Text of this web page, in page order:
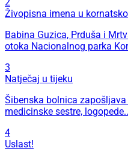
2
Živopisna imena u
Babina Guzica, Prduša i
otoka Nacionalnog parka
3
Natječaj u tijeku
Šibenska bolnica
medicinske sestre,
4
Uslast!